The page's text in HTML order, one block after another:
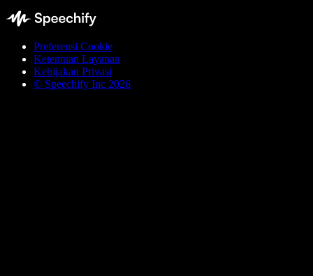
Preferensi Cookie
Ketentuan Layanan
Kebijakan Privasi
© Speechify Inc 2026